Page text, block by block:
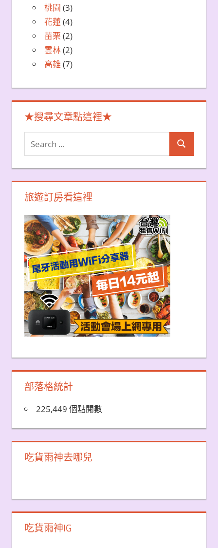
桃園 (3)
花蓮 (4)
苗栗 (2)
雲林(2)
高雄 (7)
★搜尋文章點這裡★
Search
for:
Search
旅遊訂房看這裡
部落格統計
225,449 個點閱數
吃貨雨神去哪兒
吃貨雨神IG